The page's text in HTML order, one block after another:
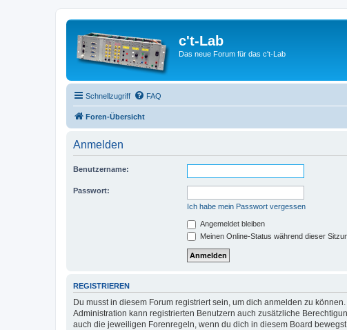
c't-Lab
Das neue Forum für das c't-Lab
Schnellzugriff FAQ
Foren-Übersicht
Anmelden
Benutzername:
Passwort:
Ich habe mein Passwort vergessen
Angemeldet bleiben
Meinen Online-Status während dieser
REGISTRIEREN
Du musst in diesem Forum registriert sein, um dich anmelden zu
Administration kann registrierten Benutzern auch zusätzliche
auch die jeweiligen Forenregeln, wenn du dich in diesem Board bewegst.